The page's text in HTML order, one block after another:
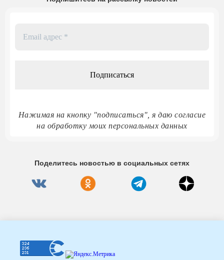
Нажимая на кнопку "подписаться", я даю согласие
на обработку моих персональных данных
Поделитесь новостью в социальных сетях